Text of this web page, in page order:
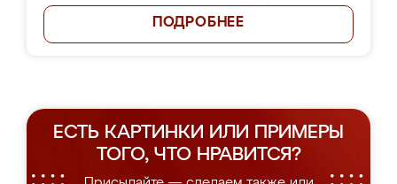
ПОДРОБНЕЕ
ЕСТЬ КАРТИНКИ ИЛИ ПРИМЕРЫ
ТОГО, ЧТО НРАВИТСЯ?